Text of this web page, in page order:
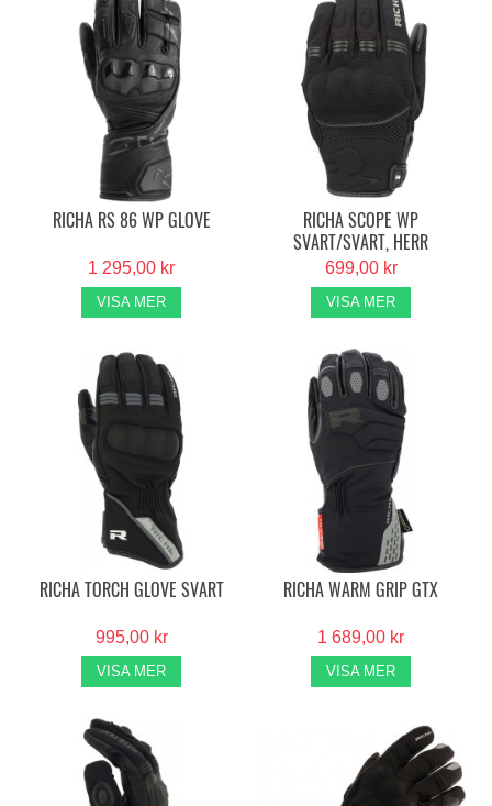
RICHA RS 86 WP GLOVE
1 295,00 kr
VISA MER
RICHA SCOPE WP
SVART/SVART, HERR
699,00 kr
VISA MER
RICHA TORCH GLOVE SVART
995,00 kr
VISA MER
RICHA WARM GRIP GTX
1 689,00 kr
VISA MER